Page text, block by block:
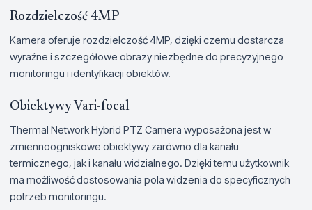
Rozdzielczość 4MP
Kamera oferuje rozdzielczość 4MP, dzięki czemu dostarcza
wyraźne i szczegółowe obrazy niezbędne do precyzyjnego
monitoringu i identyfikacji obiektów.
Obiektywy Vari-focal
Thermal Network Hybrid PTZ Camera wyposażona jest w
zmiennoogniskowe obiektywy zarówno dla kanału
termicznego, jak i kanału widzialnego. Dzięki temu użytkownik
ma możliwość dostosowania pola widzenia do specyficznych
potrzeb monitoringu.